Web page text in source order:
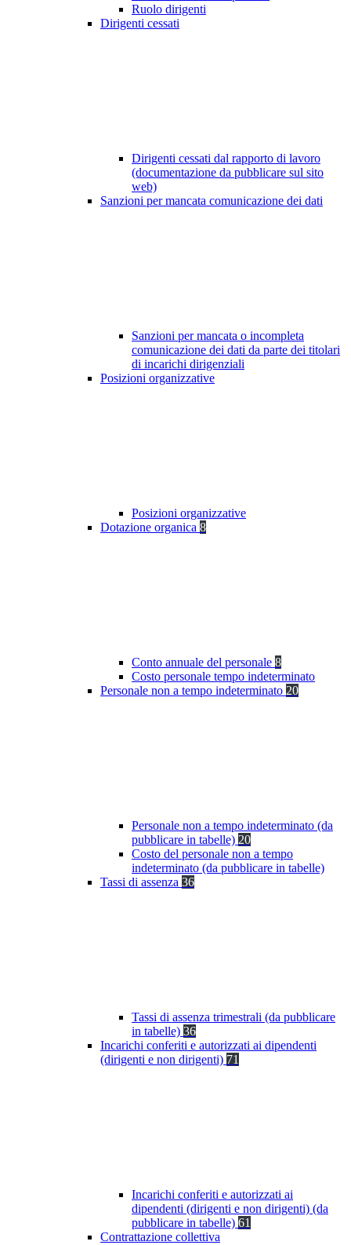
Ruolo dirigenti
Dirigenti cessati
Dirigenti cessati dal rapporto di lavoro
(documentazione da pubblicare sul sito
web)
Sanzioni per mancata comunicazione dei dati
Sanzioni per mancata o incompleta
comunicazione dei dati da parte dei titolari
di incarichi dirigenziali
Posizioni organizzative
Posizioni organizzative
Dotazione organica 8
Conto annuale del personale 8
Costo personale tempo indeterminato
Personale non a tempo indeterminato 20
Personale non a tempo indeterminato (da
pubblicare in tabelle) 20
Costo del personale non a tempo
indeterminato (da pubblicare in tabelle)
Tassi di assenza 36
Tassi di assenza trimestrali (da pubblicare
in tabelle) 36
Incarichi conferiti e autorizzati ai dipendenti
(dirigenti e non dirigenti) 71
Incarichi conferiti e autorizzati ai
dipendenti (dirigenti e non dirigenti) (da
pubblicare in tabelle) 61
Contrattazione collettiva